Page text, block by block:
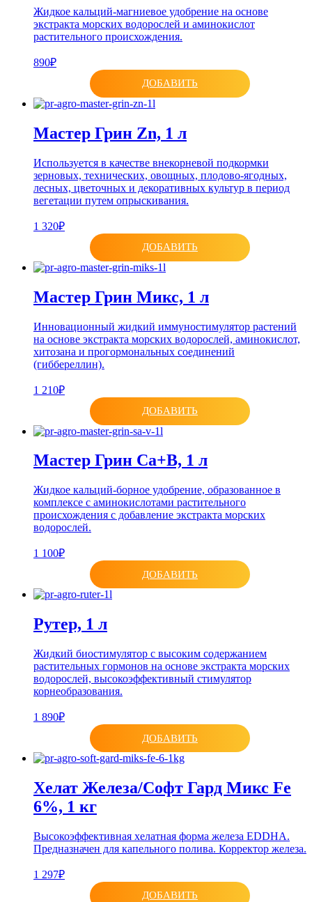
Жидкое кальций-магниевое удобрение на основе
экстракта морских водорослей и аминокислот
растительного происхождения.
890₽
ДОБАВИТЬ
Мастер Грин Zn, 1 л
Используется в качестве внекорневой подкормки
зерновых, технических, овощных, плодово-ягодных,
лесных, цветочных и декоративных культур в период
вегетации путем опрыскивания.
1 320₽
ДОБАВИТЬ
Мастер Грин Микс, 1 л
Инновационный жидкий иммуностимулятор растений
на основе экстракта морских водорослей, аминокислот,
хитозана и прогормональных соединений
(гиббереллин).
1 210₽
ДОБАВИТЬ
Мастер Грин Са+В, 1 л
Жидкое кальций-борное удобрение, образованное в
комплексе с аминокислотами растительного
происхождения с добавление экстракта морских
водорослей.
1 100₽
ДОБАВИТЬ
Рутер, 1 л
Жидкий биостимулятор с высоким содержанием
растительных гормонов на основе экстракта морских
водорослей, высокоэффективный стимулятор
корнеобразования.
1 890₽
ДОБАВИТЬ
Хелат Железа/Софт Гард Микс Fe
6%, 1 кг
Высокоэффективная хелатная форма железа EDDHA.
Предназначен для капельного полива. Корректор железа.
1 297₽
ДОБАВИТЬ